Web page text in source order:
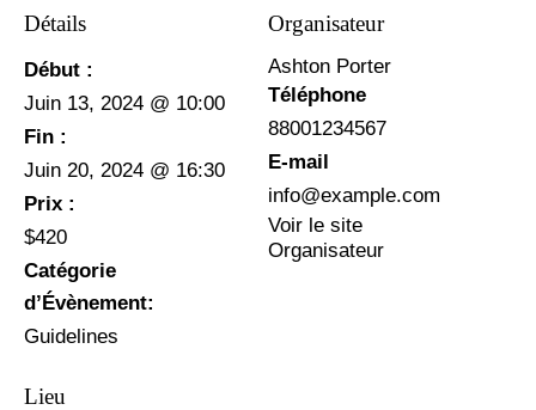
Détails
Début :
Juin 13, 2024 @ 10:00
Fin :
Juin 20, 2024 @ 16:30
Prix :
$420
Catégorie
d’Évènement:
Guidelines
Organisateur
Ashton Porter
Téléphone
88001234567
E-mail
info@example.com
Voir le site
Organisateur
Lieu